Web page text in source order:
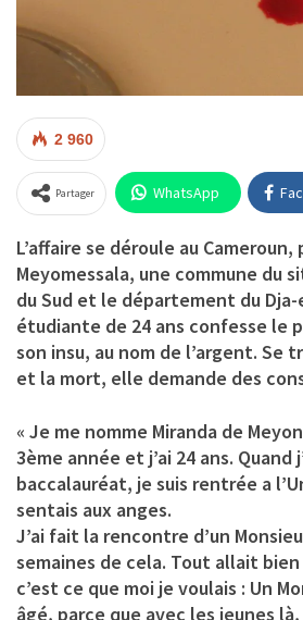
2 960
Partager WhatsApp
L’affaire se déroule au
Meyomessala, une commune du
du Sud et le département du
étudiante de 24 ans confesse le
son insu, au nom de l’argent. Se
et la mort, elle demande des
« Je me nomme Miranda de
3ème année et j’ai 24 ans. Quand
baccalauréat, je suis rentrée a
sentais aux anges.
J’ai fait la rencontre d’un
semaines de cela. Tout allait
c’est ce que moi je voulais : Un
âgé, parce que avec les jeunes